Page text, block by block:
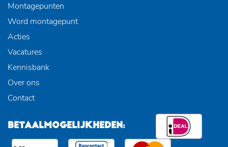
Montagepunten
Word montagepunt
Acties
Vacatures
Kennisbank
Over ons
Contact
BETAALMOGELIJKHEDEN: